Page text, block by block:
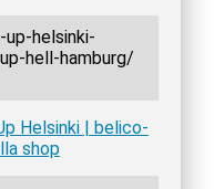
helsinki-
hell-hamburg/
Helsinki | belico-
shop